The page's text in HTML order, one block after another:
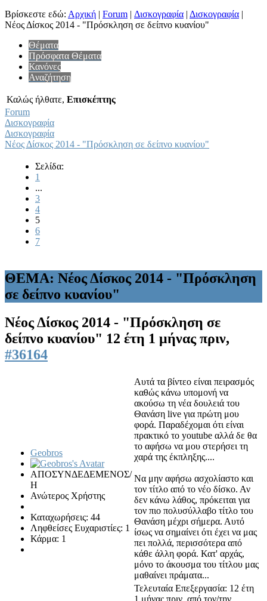
Βρίσκεστε εδώ: Αρχική | Forum | Δισκογραφία | Δισκογραφία |
Νέος Δίσκος 2014 - "Πρόσκληση σε δείπνο κυανίου"
Θέματα
Πρόσφατα Θέματα
Κανόνες
Αναζήτηση
Καλώς ήλθατε, Επισκέπτης
Forum
Δισκογραφία
Δισκογραφία
Νέος Δίσκος 2014 - "Πρόσκληση σε δείπνο κυανίου"
Σελίδα:
1
...
3
4
5
6
7
ΘΕΜΑ: Νέος Δίσκος 2014 - "Πρόσκληση
σε δείπνο κυανίου"
Νέος Δίσκος 2014 - "Πρόσκληση σε
δείπνο κυανίου" 12 έτη 1 μήνας πριν,
#36164
Geobros
ΑΠΟΣΥΝΔΕΔΕΜΕΝΟΣ/
Η
Ανώτερος Χρήστης
Καταχωρήσεις: 44
Ληφθείσες Ευχαριστίες: 1
Κάρμα: 1
Αυτά τα βίντεο είναι πειρασμός
καθώς κάνω υπομονή να
ακούσω τη νέα δουλειά του
Θανάση live για πρώτη μου
φορά. Παραδέχομαι ότι είναι
πρακτικό το youtube αλλά δε θα
το αφήσω να μου στερήσει τη
χαρά της έκπληξης....
Να μην αφήσω ασχολίαστο και
τον τίτλο από το νέο δίσκο. Αν
δεν κάνω λάθος, πρόκειται για
τον πιο πολυσύλλαβο τίτλο του
Θανάση μέχρι σήμερα. Αυτό
ίσως να σημαίνει ότι έχει να μας
πει πολλά, περισσότερα από
κάθε άλλη φορά. Κατ' αρχάς,
μόνο το άκουσμα του τίτλου μας
μαθαίνει πράματα...
Τελευταία Επεξεργασία: 12 έτη